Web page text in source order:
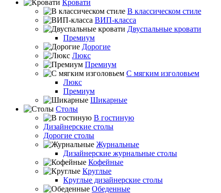
Кровати
В классическом стиле
ВИП-класса
Двуспальные кровати
Премиум
Дорогие
Люкс
Премиум
С мягким изголовьем
Люкс
Премиум
Шикарные
Столы
В гостиную
Дизайнерские столы
Дорогие столы
Журнальные
Дизайнерские журнальные столы
Кофейные
Круглые
Круглые дизайнерские столы
Обеденные